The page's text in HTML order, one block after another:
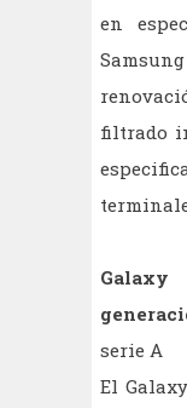
en
filtrado
Galaxy
serie A
El